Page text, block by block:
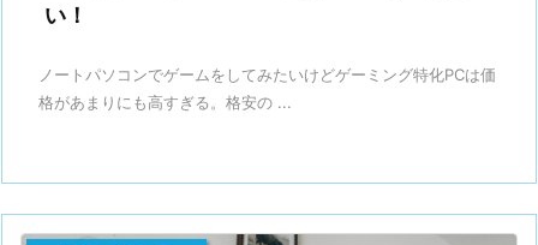
い！
ノートパソコンでゲームをしてみたいけどゲーミング特化PCは価
格があまりにも高すぎる。格安の ...